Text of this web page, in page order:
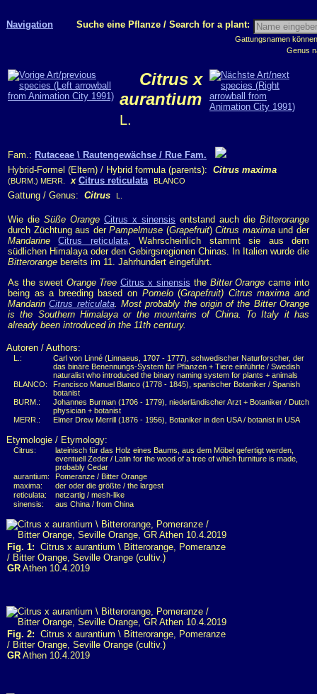
Navigation Suche eine Pflanze / Search for a plant:
Gattungsnamen
Genus
Citrus x
aurantium
L.
Fam.: Rutaceae \ Rautengewächse / Rue Fam.
Hybrid-Formel (Eltern) / Hybrid formula (parents): Citrus maxima
(BURM.) MERR. x Citrus reticulata BLANCO
Gattung / Genus: Citrus L.
Wie die Süße Orange Citrus x sinensis entstand auch die Bitterorange
durch Züchtung aus derPampelmuse (Grapefruit)Citrus maximaund der
Mandarine
Citrus reticulata, Wahrscheinlich stammt sie aus dem
südlichen Himalaya oder den Gebirgsregionen Chinas. In Italien wurde die
Bitterorange bereits im 11. Jahrhundert eingeführt.
As the sweet Orange Tree Citrus x sinensis the Bitter Orange came into
being as a breeding based on Pomelo(Grapefruit) Citrus maxima and
Mandarin Citrus reticulata. Most probably the origin of the Bitter Orange
is the Southern Himalaya or the mountains of China. To Italy it has
already been introduced in the 11th century.
Autoren / Authors:
L.:
Carl von Linné (Linnaeus, 1707 - 1777), schwedischer Naturforscher, der
das binäre Benennungs-System für Pflanzen + Tiere einführte / Swedish
naturalist who introduced the binary naming system for plants + animals
BLANCO:
Francisco Manuel Blanco (1778 - 1845), spanischer Botaniker / Spanish
botanist
BURM.:
Johannes Burman (1706 - 1779), niederländischer Arzt + Botaniker / Dutch
physician + botanist
MERR.:
Elmer Drew Merrill (1876 - 1956), Botaniker in den USA / botanist in USA
Etymologie / Etymology:
Citrus:
lateinisch für das Holz eines Baums, aus dem Möbel gefertigt werden,
eventuell Zeder / Latin for the wood of a tree of which furniture is made,
probably Cedar
aurantium:
Pomeranze / Bitter Orange
maxima:
der oder die größte / the largest
reticulata:
netzartig / mesh-like
sinensis:
aus China / from China
Fig. 1: Citrus x aurantium \ Bitterorange, Pomeranze
/ Bitter Orange, Seville Orange (cultiv.)
GR Athen 10.4.2019
Fig. 2: Citrus x aurantium \ Bitterorange, Pomeranze
/ Bitter Orange, Seville Orange (cultiv.)
GR Athen 10.4.2019